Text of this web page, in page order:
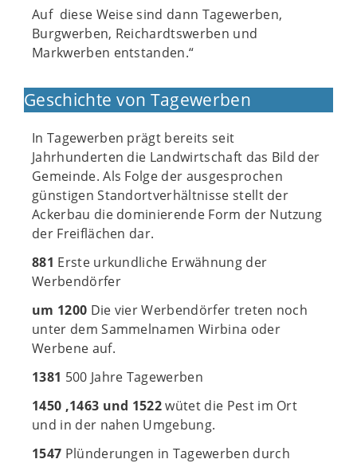
Auf diese Weise sind dann Tagewerben,
Burgwerben, Reichardtswerben und
Markwerben entstanden.“
Geschichte von Tagewerben
In Tagewerben prägt bereits seit
Jahrhunderten die Landwirtschaft das Bild der
Gemeinde. Als Folge der ausgesprochen
günstigen Standortverhältnisse stellt der
Ackerbau die dominierende Form der Nutzung
der Freiflächen dar.
881 Erste urkundliche Erwähnung der
Werbendörfer
um 1200 Die vier Werbendörfer treten noch
unter dem Sammelnamen Wirbina oder
Werbene auf.
1381 500 Jahre Tagewerben
1450 ,1463 und 1522wütet die Pest im Ort
und in der nahen Umgebung.
1547 Plünderungen in Tagewerben durch